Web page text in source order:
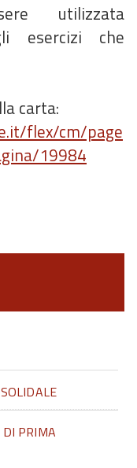
utilizzata
esercizi che
carta:
flex/cm/page
19984
PRIMA